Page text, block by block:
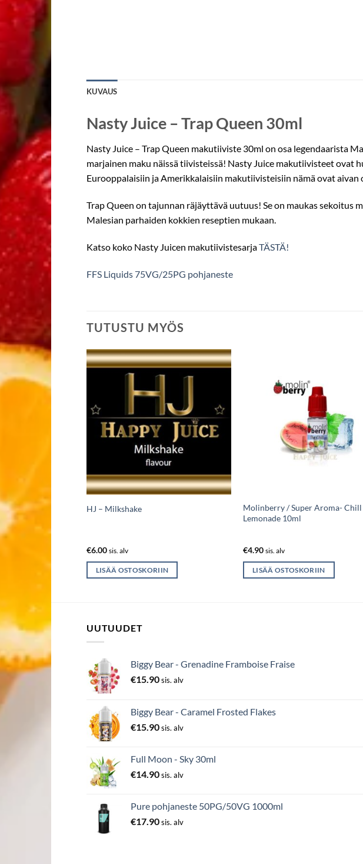
KUVAUS
Nasty Juice – Trap Queen 30ml
Nasty Juice – Trap Queen makutiiviste 30ml on osa legendaarista
marjainen maku näissä tiivisteissä! Nasty Juice makutiivisteet
Eurooppalaisiin ja Amerikkalaisiin makutiivisteisiin nämä ovat aivan
Trap Queen on tajunnan räjäyttävä uutuus! Se on maukas
Malesian parhaiden kokkien reseptien mukaan.
Katso koko Nasty Juicen makutiivistesarjaTÄSTÄ!
FFS Liquids 75VG/25PG pohjaneste
TUTUSTU MYÖS
HJ – Milkshake
€6.00 sis. alv
LISÄÄ OSTOSKORIIN
Molinberry / Super Aroma-
Lemonade 10ml
€4.90 sis. alv
LISÄÄ OSTOSKORIIN
Tropical
UUTUUDET
Biggy Bear - Grenadine Framboise Fraise
€15.90sis. alv
Biggy Bear - Caramel Frosted Flakes
€15.90sis. alv
Full Moon - Sky 30ml
€14.90sis. alv
Pure pohjaneste 50PG/50VG 1000ml
€17.90sis. alv